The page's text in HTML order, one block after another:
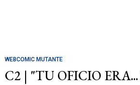
WEBCOMIC MUTANTE
C2 | "TU OFICIO